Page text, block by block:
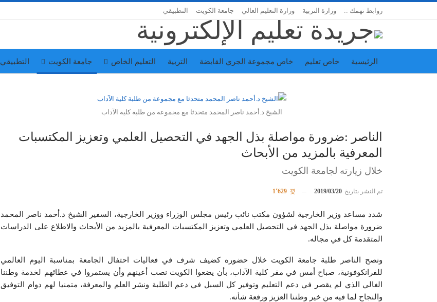
روابط تهمك :: وزارة التربية وزارة التعليم العالي جامعة الكويت التطبيقي
الرئيسية خاص تعليم خاص مجموعة الجري القابضة التربية التعليم الخاص جامعة الكويت التطبيقي
الشيخ د.أحمد ناصر المحمد متحدثا مع مجموعة من طلبة كلية الآداب
الناصر :ضرورة مواصلة بذل الجهد في التحصيل العلمي وتعزيز المكتسبات
المعرفية بالمزيد من الأبحاث
خلال زيارته لجامعة الكويت
تم النشر بتاريخ 2019/03/20
شدد مساعد وزير الخارجية لشؤون مكتب نائب رئيس مجلس الوزراء ووزير الخارجية، السفير الشيخ د.أحمد ناصر المحمد
ضرورة مواصلة بذل الجهد في التحصيل العلمي وتعزيز المكتسبات المعرفية بالمزيد من الأبحاث والاطلاع على الدراسات
المتقدمة كل في مجاله.
ونصح الناصر طلبة جامعة الكويت خلال حضوره كضيف شرف في فعاليات احتفال الجامعة بمناسبة اليوم العالمي
للفرانكوفونية، صباح أمس في مقر كلية الآداب، بأن يضعوا الكويت نصب أعينهم وأن يستمروا في عطائهم لخدمة وطننا
الغالي الذي لم يقصر في دعم التعليم وتوفير كل السبل في دعم الطلبة ونشر العلم والمعرفة، متمنيا لهم دوام التوفيق
والنجاح لما فيه من خير وطننا العزيز ورفعة شأنه.